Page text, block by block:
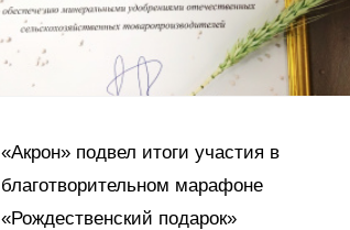
«Акрон» подвел итоги участия в
благотворительном марафоне
«Рождественский подарок»